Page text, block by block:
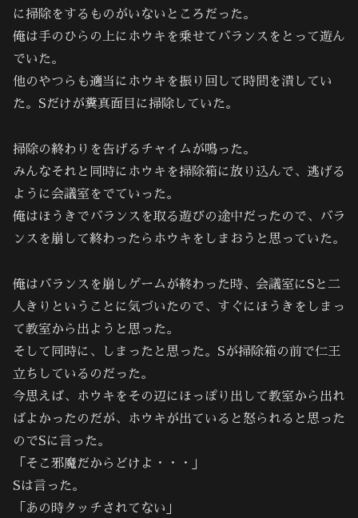
に掃除をするものがいないところだった。
俺は手のひらの上にホウキを乗せてバランスをとって遊ん
でいた。
他のやつらも適当にホウキを振り回して時間を潰してい
た。Sだけが糞真面目に掃除していた。
掃除の終わりを告げるチャイムが鳴った。
みんなそれと同時にホウキを掃除箱に放り込んで、逃げる
ように会議室をでていった。
俺はほうきでバランスを取る遊びの途中だったので、バラ
ンスを崩して終わったらホウキをしまおうと思っていた。
俺はバランスを崩しゲームが終わった時、会議室にSと二
人きりということに気づいたので、すぐにほうきをしまっ
て教室から出ようと思った。
そして同時に、しまったと思った。Sが掃除箱の前で仁王
立ちしているのだった。
今思えば、ホウキをその辺にほっぽり出して教室から出れ
ばよかったのだが、ホウキが出ていると怒られると思った
のでSに言った。
「そこ邪魔だからどけよ・・・」
Sは言った。
「あの時タッチされてない」